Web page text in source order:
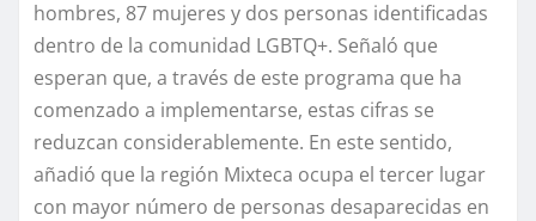
hombres, 87 mujeres y dos personas identificadas
dentro de la comunidad LGBTQ+. Señaló que
esperan que, a través de este programa que ha
comenzado a implementarse, estas cifras se
reduzcan considerablemente. En este sentido,
añadió que la región Mixteca ocupa el tercer lugar
con mayor número de personas desaparecidas en